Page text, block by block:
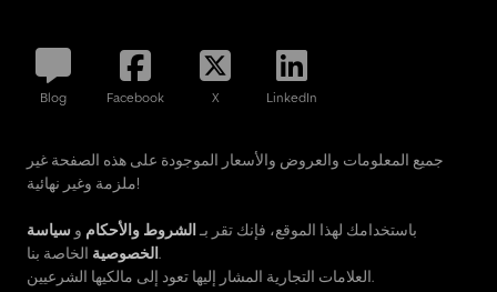
Blog Facebook X LinkedIn
جميع المعلومات والعروض والأسعار الموجودة على هذه الصفحة غير
ملزمة وغير نهائية!
باستخدامك لهذا الموقع، فإنك تقر بـ الشروط والأحكام و سياسة
الخصوصية الخاصة بنا.
العلامات التجارية المشار إليها تعود إلى مالكيها الشرعيين.